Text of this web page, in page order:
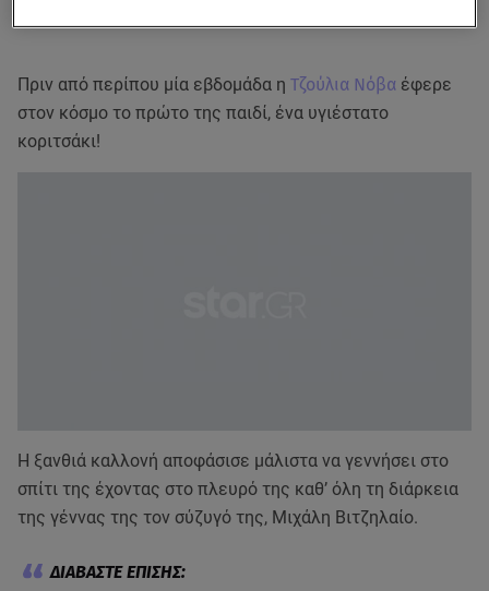
Πριν από περίπου μία εβδομάδα η Τζούλια Νόβα έφερε
στον κόσμο το πρώτο της παιδί, ένα υγιέστατο
κοριτσάκι!
Η ξανθιά καλλονή αποφάσισε μάλιστα να γεννήσει στο
σπίτι της έχοντας στο πλευρό της καθ’ όλη τη διάρκεια
της γέννας της τον σύζυγό της, Μιχάλη Βιτζηλαίο.